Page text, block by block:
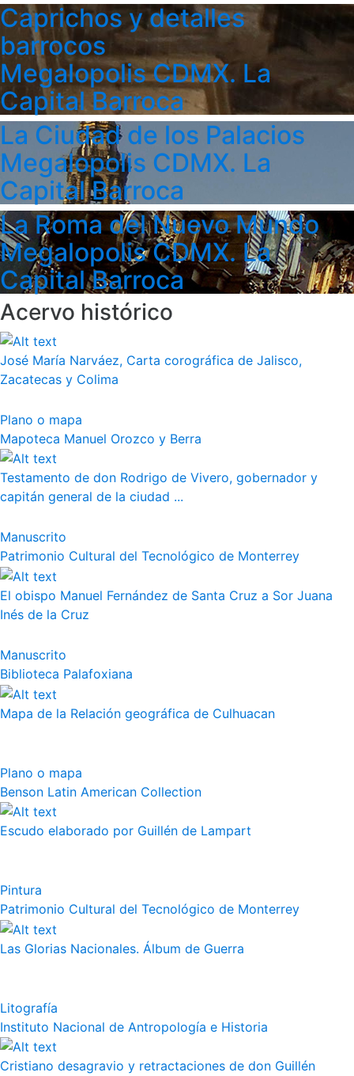
Caprichos y detalles
barrocos
Megalopolis CDMX. La
Capital Barroca
La Ciudad de los Palacios
Megalopolis CDMX. La
Capital Barroca
La Roma del Nuevo Mundo
Megalopolis CDMX. La
Capital Barroca
Acervo histórico
José María Narváez, Carta corográfica de Jalisco,
Zacatecas y Colima
Plano o mapa
Mapoteca Manuel Orozco y Berra
Testamento de don Rodrigo de Vivero, gobernador y
capitán general de la ciudad ...
Manuscrito
Patrimonio Cultural del Tecnológico de Monterrey
El obispo Manuel Fernández de Santa Cruz a Sor Juana
Inés de la Cruz
Manuscrito
Biblioteca Palafoxiana
Mapa de la Relación geográfica de Culhuacan
Plano o mapa
Benson Latin American Collection
Escudo elaborado por Guillén de Lampart
Pintura
Patrimonio Cultural del Tecnológico de Monterrey
Las Glorias Nacionales. Álbum de Guerra
Litografía
Instituto Nacional de Antropología e Historia
Cristiano desagravio y retractaciones de don Guillén